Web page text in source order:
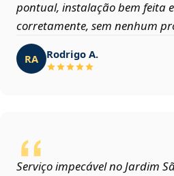
pontual, instalação bem feita
corretamente, sem nenhum
RA Rodrigo A.
Serviço impecável no Jardim